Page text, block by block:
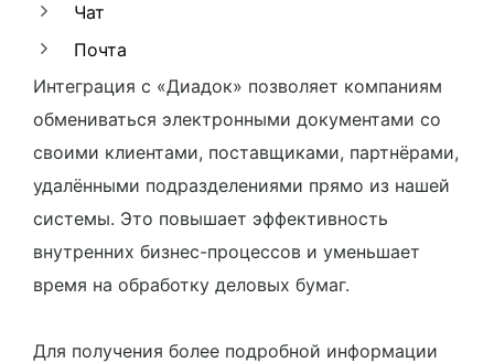
Чат
Почта
Интеграция с «Диадок» позволяет компаниям
обмениваться электронными документами со
своими клиентами, поставщиками, партнёрами,
удалёнными подразделениями прямо из нашей
системы. Это повышает эффективность
внутренних бизнес-процессов и уменьшает
время на обработку деловых бумаг.
Для получения более подробной информации